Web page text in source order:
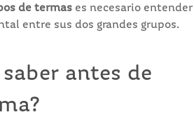
de termas es necesario entender
entre sus dos grandes grupos.
saber antes de